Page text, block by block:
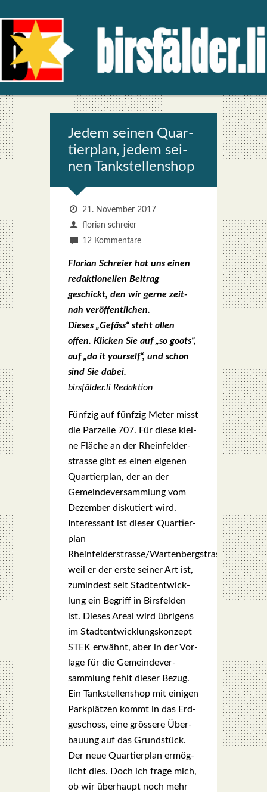
Jedem sei­nen Quar­
tier­plan, jedem sei­
nen Tank­stel­len­shop
21. November 2017
florian schreier
12 Kommentare
Flo­ri­an Schrei­er hat uns einen
redak­tio­nel­len Bei­trag
geschickt, den wir ger­ne zeit­
nah ver­öf­fent­li­chen.
Die­ses „Gefäss“ steht allen
offen. Kli­cken Sie auf „so goots“,
auf „do it yours­elf“, und schon
sind Sie dabei.
birsfälder.li Redak­ti­on
Fünf­zig auf fünf­zig Meter misst
die Par­zel­le 707. Für die­se klei­
ne Flä­che an der Rhein­fel­d­er­
stras­se gibt es einen eige­nen
Quar­tier­plan, der an der
Gemein­de­ver­samm­lung vom
Dezem­ber dis­ku­tiert wird.
Inter­es­sant ist die­ser Quar­tier­
plan
Rheinfelderstrasse/Wartenbergstrasse,
weil er der ers­te sei­ner Art ist,
zumin­dest seit Stadt­ent­wick­
lung ein Begriff in Birs­fel­den
ist. Die­ses Are­al wird übri­gens
im Stadt­ent­wick­lungs­kon­zept
STEK erwähnt, aber in der Vor­
la­ge für die Gemein­de­ver­
samm­lung fehlt die­ser Bezug.
Ein Tank­stel­len­shop mit eini­gen
Park­plät­zen kommt in das Erd­
ge­schoss, eine grös­se­re Über­
bau­ung auf das Grund­stück.
Der neue Quar­tier­plan ermög­
licht dies. Doch ich fra­ge mich,
ob wir über­haupt noch mehr